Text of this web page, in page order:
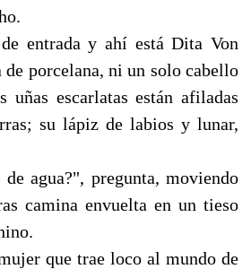
entrada y ahí está Dita Von
de porcelana, ni un solo cabello
uñas escarlatas están afiladas
su lápiz de labios y lunar,
agua?", pregunta, moviendo
camina envuelta en un tieso
que trae loco al mundo de